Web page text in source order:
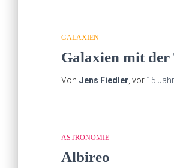
GALAXIEN
Galaxien mit der
Von Jens Fiedler , vor 15
ASTRONOMIE
Albireo